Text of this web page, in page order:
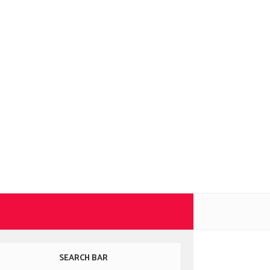
SEARCH BAR